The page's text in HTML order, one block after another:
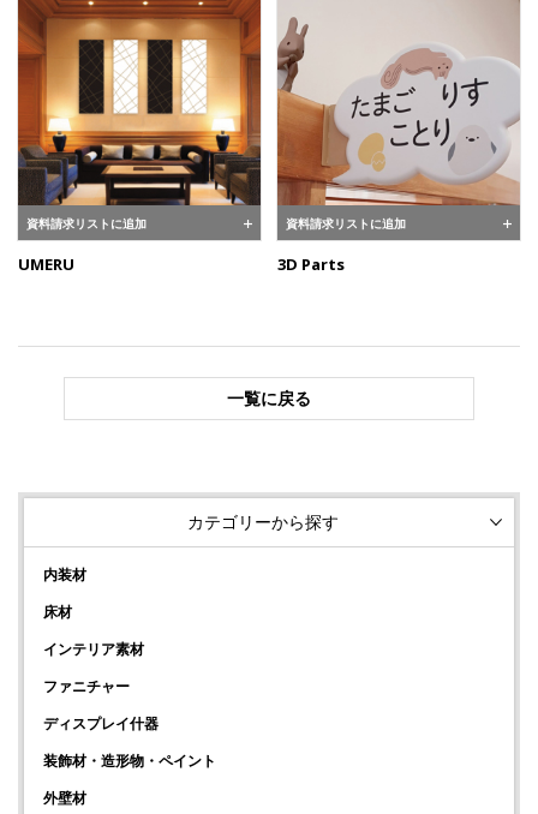
資料請求リストに追加
UMERU
資料請求リストに追加
3D Parts
一覧に戻る
カテゴリーから探す
内装材
床材
インテリア素材
ファニチャー
ディスプレイ什器
装飾材・造形物・ペイント
外壁材